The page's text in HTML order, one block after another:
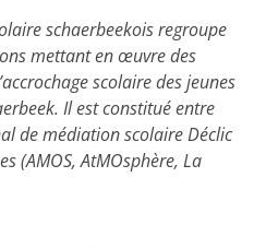
schaerbeekois regroupe
mettant en œuvre des
scolaire des jeunes
Il est constitué entre
de médiation scolaire Déclic
(AMOS, AtMOsphère, La